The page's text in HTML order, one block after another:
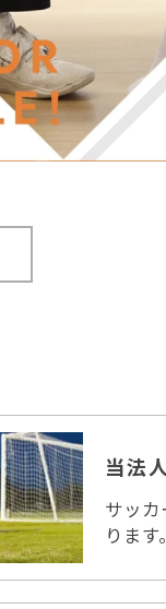
当法
サッ
りま